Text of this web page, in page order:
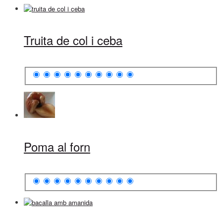
Truita de col i ceba
Poma al forn